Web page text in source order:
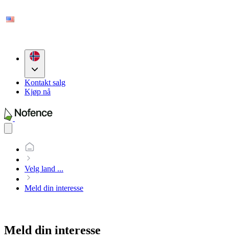
Kontakt salg
Kjøp nå
main
Velg land ...
Meld din interesse
Meld din interesse